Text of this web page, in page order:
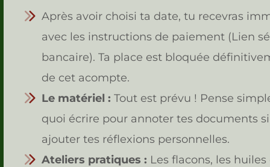
Après avoir choisi ta date, tu recevras
avec les instructions de paiement (Lien
bancaire). Ta place est bloquée
de cet acompte.
Le matériel : Tout est prévu ! Pense
quoi écrire pour annoter tes documents
ajouter tes réflexions personnelles.
Ateliers pratiques : Les flacons, les